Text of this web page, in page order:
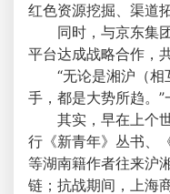
红色资源挖掘、渠道
同时，与京东集团
平台达成战略合作，
“无论是湘沪（相
手，都是大势所趋。”
其实，早在上个世
行《新青年》丛书、
等湖南籍作者往来沪
链；抗战期间，上海